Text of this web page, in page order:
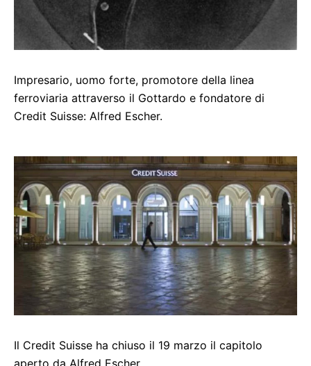
Impresario, uomo forte, promotore della linea
ferroviaria attraverso il Gottardo e fondatore di
Credit Suisse: Alfred Escher.
Il Credit Suisse ha chiuso il 19 marzo il capitolo